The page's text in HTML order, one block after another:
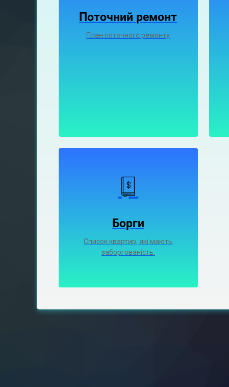
Поточний ремонт
План поточного ремонту
Борги
Список квартир, які мають
заборгованість.